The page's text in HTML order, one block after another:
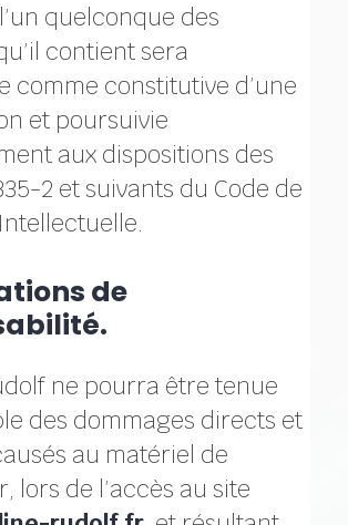
quelconque des
contient sera
comme constitutive d’une
et poursuivie
aux dispositions des
2 et suivants du Code de
de
ne pourra être tenue
des dommages directs et
au matériel de
lors de l’accès au site